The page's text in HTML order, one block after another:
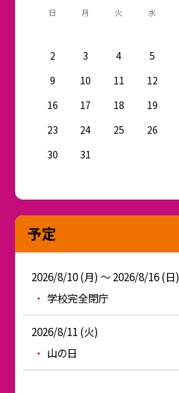
日 月 火 水
2
3 4 5
9
10 11 12
16
17 18 19
23
24 25 26
30
31
予定
2026/8/10 (月) ～ 2026/8/16 (日)
学校完全閉庁
2026/8/11 (火)
山の日